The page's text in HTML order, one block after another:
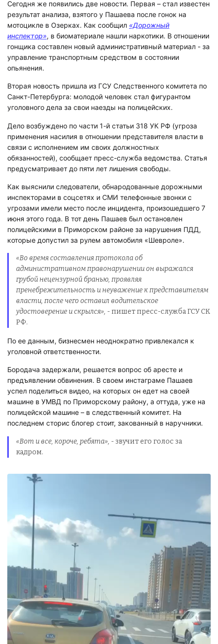
Сегодня же появились две новости. Первая – стал известен
результат анализа, взятого у Пашаева после гонок на
мотоцикле в Озерках. Как сообщил «Дорожный
инспектор», в биоматериале нашли наркотики. В отношении
гонщика составлен новый административный материал - за
управление транспортным средством в состоянии
опьянения.
Вторая новость пришла из ГСУ Следственного комитета по
Санкт-Петербурга: молодой человек стал фигурантом
уголовного дела за свои наезды на полицейских.
Дело возбуждено по части 1-й статьи 318 УК РФ (угроза
применения насилия в отношении представителя власти в
связи с исполнением им своих должностных
обязанностей), сообщает пресс-служба ведомства. Статья
предусматривает до пяти лет лишения свободы.
Как выяснили следователи, обнародованные дорожными
инспекторами в соцсетях и СМИ телефонные звонки с
угрозами имели место после инцидента, произошедшего 7
июня этого года. В тот день Пашаев был остановлен
полицейскими в Приморском районе за нарушения ПДД,
которые допустил за рулем автомобиля «Шевроле».
«Во время составления протокола об
административном правонарушении он выражался
грубой нецензурной бранью, проявляя
пренебрежительность и неуважение к представителям
власти, после чего оставил водительское
удостоверение и скрылся», - пишет пресс-служба ГСУ СК
РФ.
По ее данным, бизнесмен неоднократно привлекался к
уголовной ответственности.
Бородача задержали, решается вопрос об аресте и
предъявлении обвинения. В своем инстаграме Пашаев
успел поделиться видео, на которых он едет на своей
машине в УМВД по Приморскому району, а оттуда, уже на
полицейской машине – в следственный комитет. На
последнем сторис блогер стоит, закованный в наручники.
«Вот и все, короче, ребята», - звучит его голос за
кадром.